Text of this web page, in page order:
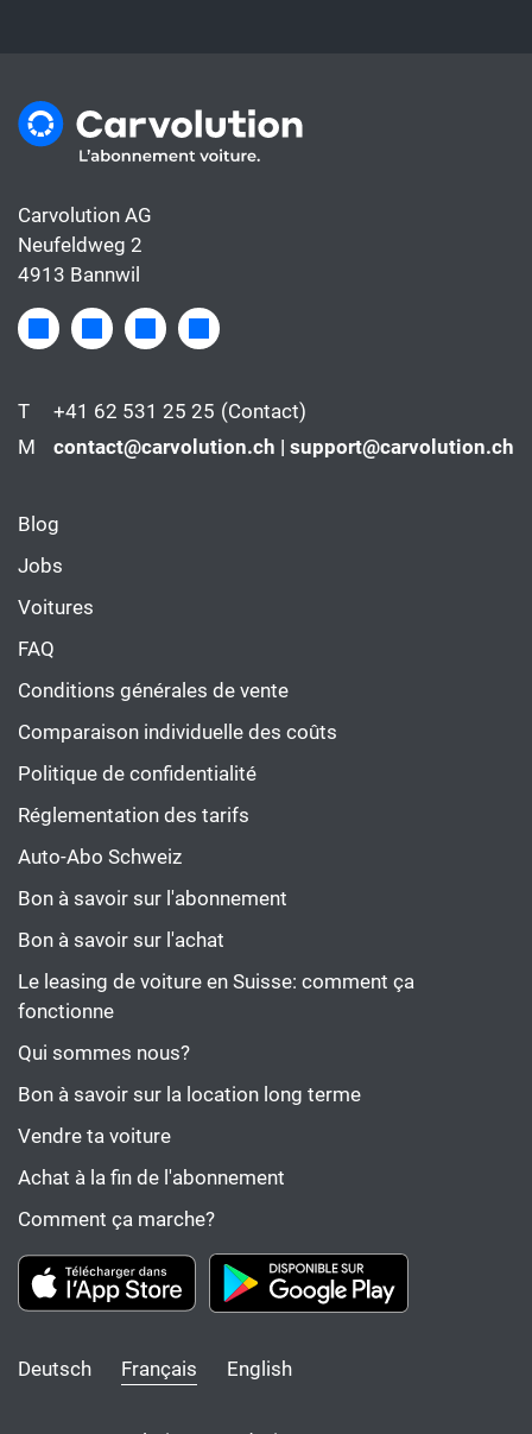
Carvolution AG
Neufeldweg 2
4913 Bannwil
T +41 62 531 25 25 (Contact)
M
contact@carvolution.ch | support@carvolution.ch
Blog
Jobs
Voitures
FAQ
Conditions générales de vente
Comparaison individuelle des coûts
Politique de confidentialité
Réglementation des tarifs
Auto-Abo Schweiz
Bon à savoir sur l'abonnement
Bon à savoir sur l'achat
Le leasing de voiture en Suisse: comment ça
fonctionne
Qui sommes nous?
Bon à savoir sur la location long terme
Vendre ta voiture
Achat à la fin de l'abonnement
Comment ça marche?
Deutsch Français English